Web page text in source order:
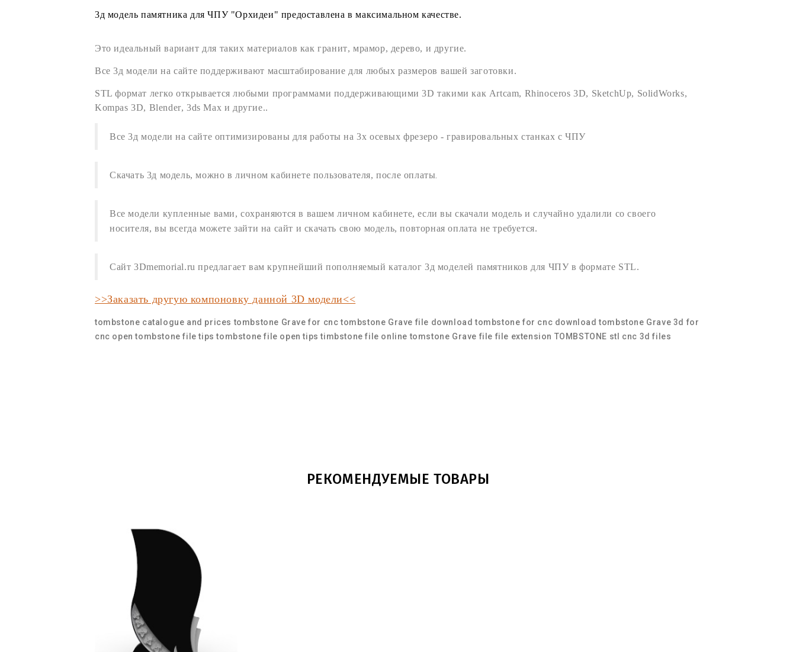
3д модель памятника дляЧПУ"Орхидеи" предоставлена в максимальном качестве.
Это идеальный вариант для таких материалов какгранит,мрамор, дерево, и другие.
Все3д модели на сайте поддерживают масштабирование для любых размеров вашей заготовки.
STL формат легко открывается любыми программами поддерживающими3D такими как Artcam, Rhinoceros 3D, SketchUp, SolidWorks,
Kompas 3D, Blender,3ds Max и другие..
Все3д модели на сайте оптимизированы для работы на 3х осевыхфрезеро - гравировальных станках сЧПУ
Скачать 3д модель,можно в личном кабинете пользователя,после оплаты.
Все модели купленные вами, сохраняются в вашем личном кабинете, если вы скачали модель и случайно удалили со своего
носителя, вы всегда можете зайти на сайт и скачать свою модель, повторная оплата не требуется.
Сайт 3Dmemorial.ru предлагает вам крупнейший пополняемыйкаталог 3д моделей памятников для ЧПУ в формате STL.
>>Заказать другую компоновку данной 3D модели<<
tombstone catalogue and prices tombstone Grave for cnc tombstone Grave file download tombstone for cnc download tombstone Grave 3d for
cnc open tombstone file tips tombstone file open tips timbstone file online tomstone Grave file file extension TOMBSTONE stl cnc 3d files
РЕКОМЕНДУЕМЫЕ ТОВАРЫ